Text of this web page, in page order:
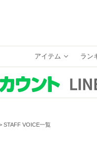
アイテム ラン
STAFF VOICE一覧